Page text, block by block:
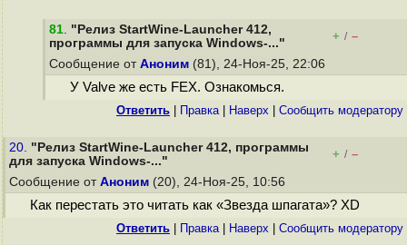
81. "Релиз StartWine-Launcher 412,
программы для запуска Windows-..."
+ / –
Сообщение от Аноним (81), 24-Ноя-25, 22:06
У Valve же есть FEX. Ознакомься.
Ответить Правка| Наверх Cообщить модератору
20. "Релиз StartWine-Launcher 412, программы
для запуска Windows-..."
+ / –
Сообщение от Аноним (20), 24-Ноя-25, 10:56
Как перестать это читать как «Звезда шпагата»? XD
Ответить Правка| Наверх Cообщить модератору